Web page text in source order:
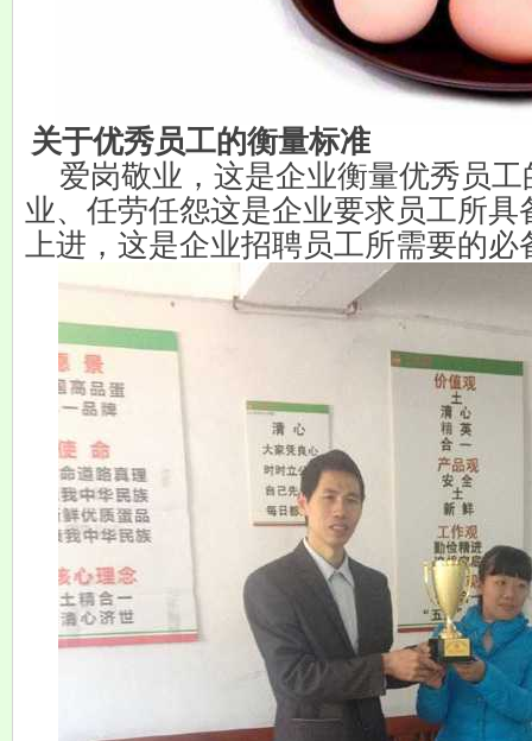
关于优秀员工的衡量标准
爱岗敬业，这是企业衡量优秀员
业、任劳任怨这是企业要求员工所
上进，这是企业招聘员工所需要的必